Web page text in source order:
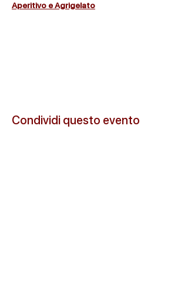
Aperitivo e Agrigelato
Condividi questo evento